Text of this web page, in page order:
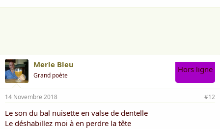
Merle Bleu
Grand poète
Hors ligne
14 Novembre 2018 #12
Le son du bal nuisette en valse de dentelle
Le déshabillez moi à en perdre la tête